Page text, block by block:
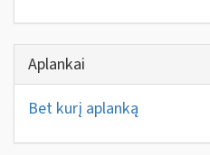
Aplankai
Bet kurį aplanką